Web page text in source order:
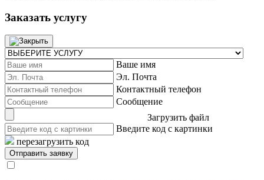
Заказать услугу
Ваше имя
Эл. Почта
Контактный телефон
Сообщение
Загрузить файл
Введите код с картинки
перезагрузить код